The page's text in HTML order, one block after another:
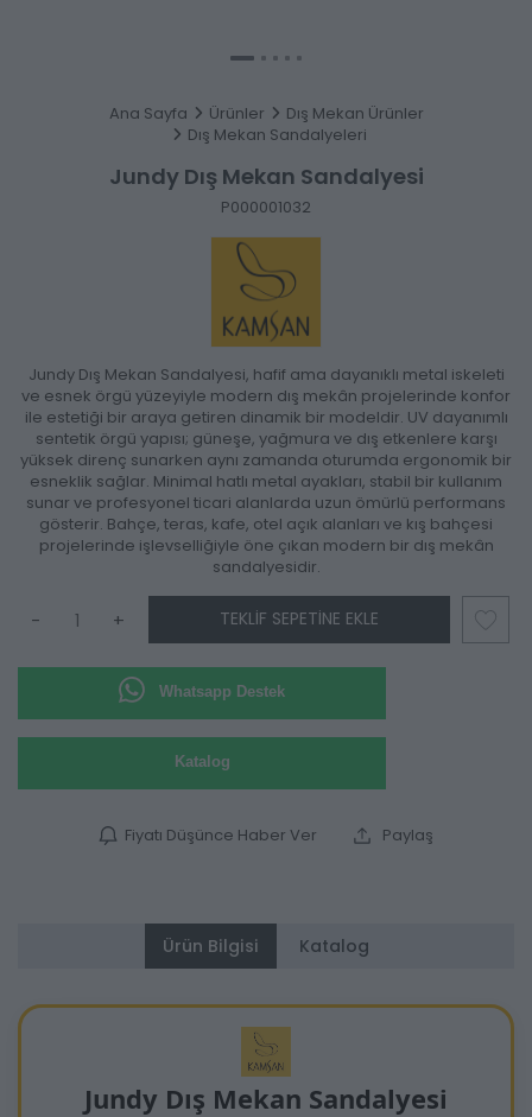
Ana Sayfa Ürünler
Dış Mekan Ürünler
Dış Mekan Sandalyeleri
Jundy Dış Mekan Sandalyesi
P000001032
Jundy Dış Mekan Sandalyesi, hafif ama dayanıklı metal iskeleti
ve esnek örgü yüzeyiyle modern dış mekân projelerinde konfor
ile estetiği bir araya getiren dinamik bir modeldir. UV dayanımlı
sentetik örgü yapısı; güneşe, yağmura ve dış etkenlere karşı
yüksek direnç sunarken aynı zamanda oturumda ergonomik bir
esneklik sağlar. Minimal hatlı metal ayakları, stabil bir kullanım
sunar ve profesyonel ticari alanlarda uzun ömürlü performans
gösterir. Bahçe, teras, kafe, otel açık alanları ve kış bahçesi
projelerinde işlevselliğiyle öne çıkan modern bir dış mekân
sandalyesidir.
- + TEKLIF SEPETINE EKLE
Whatsapp Destek
Katalog
Fiyatı Düşünce Haber Ver Paylaş
Ürün Bilgisi Katalog
Jundy Dış Mekan Sandalyesi